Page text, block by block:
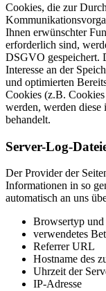
Cookies, die zur
Ihnen erwünschter
erforderlich sind,
DSGVO gespeichert.
Interesse an der
und optimierten
Cookies (z.B.
werden, werden diese
behandelt.
Server-Log-
Der Provider der
Informationen in so
automatisch an uns
Browsertyp
verwendetes
Referrer URL
Hostname des
Uhrzeit der
IP-Adresse